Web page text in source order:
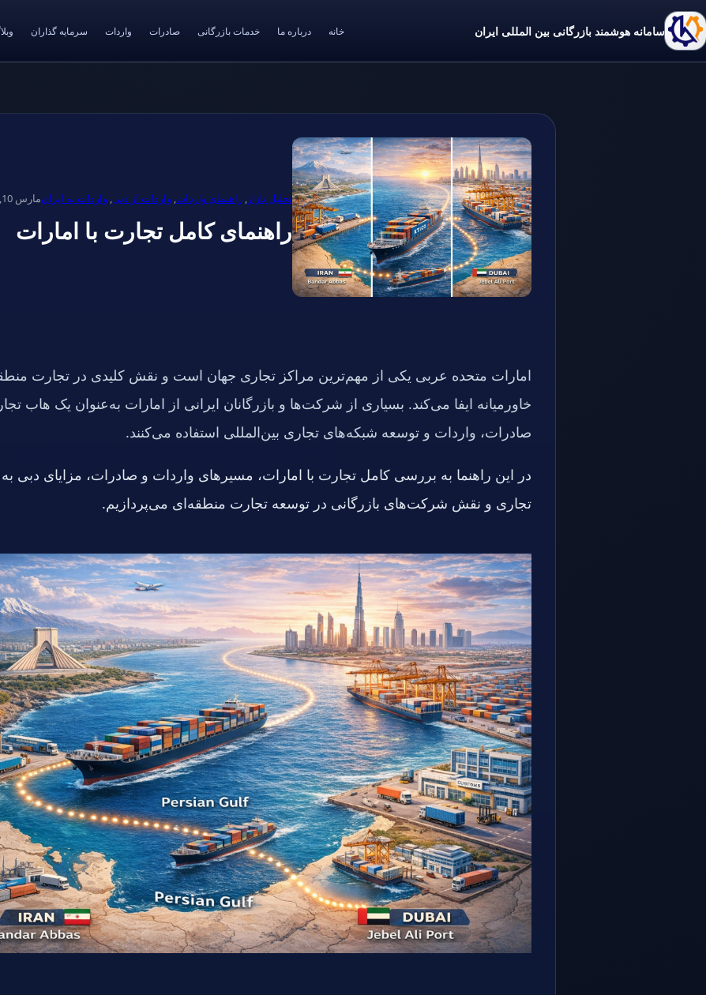
سامانه هوشمند بازرگانی بین المللی ایران خانه درباره ما خدمات بازرگانی صادرات واردات سرمایه گذاران
تحلیل بازار,راهنمای واردات,واردات از دبی,واردات به ایرانمارس 10, 2026
راهنمای کامل تجارت با امارات
امارات متحده عربی یکی از مهم‌ترین مراکز تجاری جهان است و نقش کلیدی در تجارت
خاورمیانه ایفا می‌کند. بسیاری از شرکت‌ها و بازرگانان ایرانی از امارات به‌عنوان یک هاب
صادرات، واردات و توسعه شبکه‌های تجاری بین‌المللی استفاده می‌کنند.
در این راهنما به بررسی کامل تجارت با امارات، مسیرهای واردات و صادرات، مزایای دبی
تجاری و نقش شرکت‌های بازرگانی در توسعه تجارت منطقه‌ای می‌پردازیم.